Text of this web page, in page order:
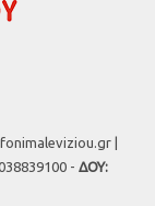
|
- ΔΟΥ: